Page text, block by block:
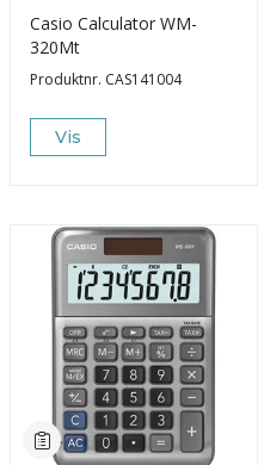
Casio Calculator WM-
320Mt
Produktnr. CAS141004
Vis